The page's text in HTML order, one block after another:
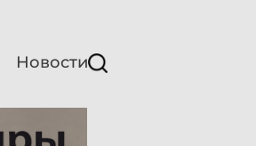
Новости